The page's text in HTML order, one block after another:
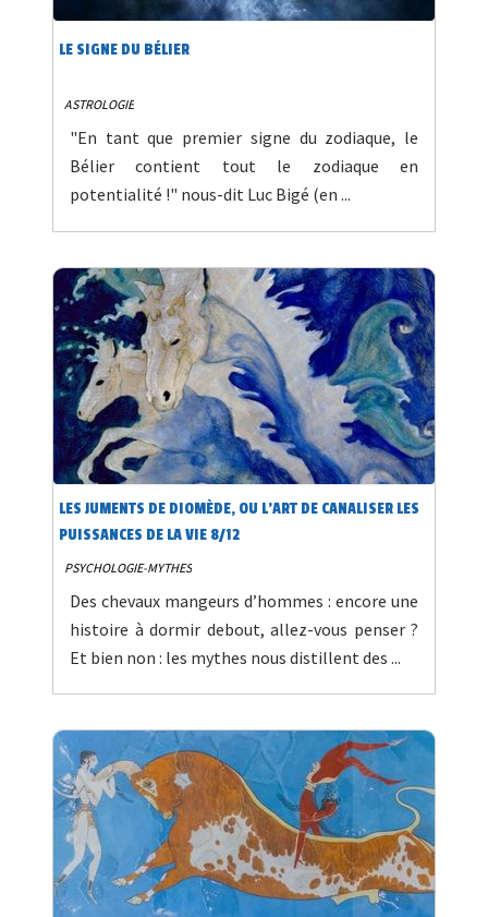
LE SIGNE DU BÉLIER
ASTROLOGIE
"En tant que premier signe du zodiaque, le
Bélier contient tout le zodiaque en
potentialité !" nous-dit Luc Bigé (en ...
LES JUMENTS DE DIOMÈDE, OU L’ART DE CANALISER LES
PUISSANCES DE LA VIE 8/12
PSYCHOLOGIE-MYTHES
Des chevaux mangeurs d’hommes : encore une
histoire à dormir debout, allez-vous penser ?
Et bien non : les mythes nous distillent des ...